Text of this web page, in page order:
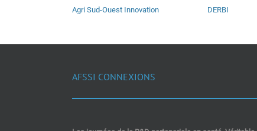
Agri Sud-Ouest Innovation DERBI
AFSSI CONNEXIONS